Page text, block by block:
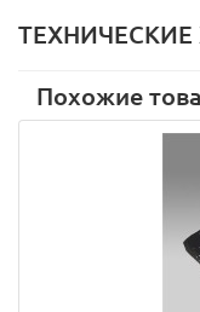
ТЕХНИЧЕСКИЕ
Похожие